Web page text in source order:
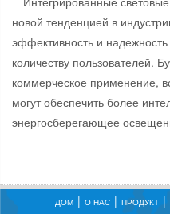
новой тенденцией в
эффективность и
количеству пользователей.
коммерческое применение,
могут обеспечить более
энергосберегающее
ДОМ О НАС ПРОДУКТ